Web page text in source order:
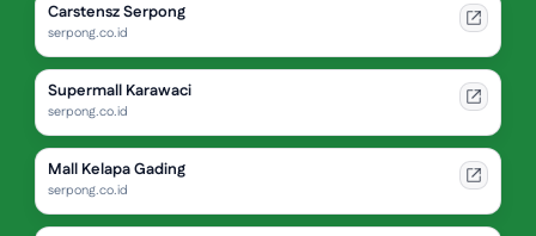
Carstensz Serpong
serpong.co.id
Supermall Karawaci
serpong.co.id
Mall Kelapa Gading
serpong.co.id